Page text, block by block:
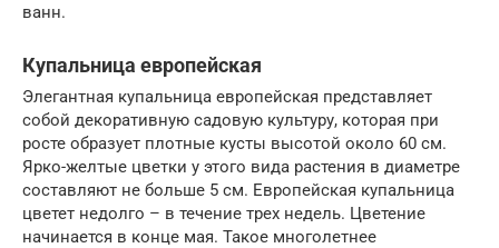
ванн.
Купальница европейская
Элегантная купальница европейская представляет
собой декоративную садовую культуру, которая при
росте образует плотные кусты высотой около 60 см.
Ярко-желтые цветки у этого вида растения в диаметре
составляют не больше 5 см. Европейская купальница
цветет недолго – в течение трех недель. Цветение
начинается в конце мая. Такое многолетнее